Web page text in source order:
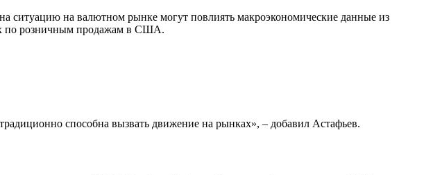
ситуацию на валютном рынке могут повлиять макроэкономические данные из
по розничным продажам в США.
способна вызвать движение на рынках», – добавил Астафьев.